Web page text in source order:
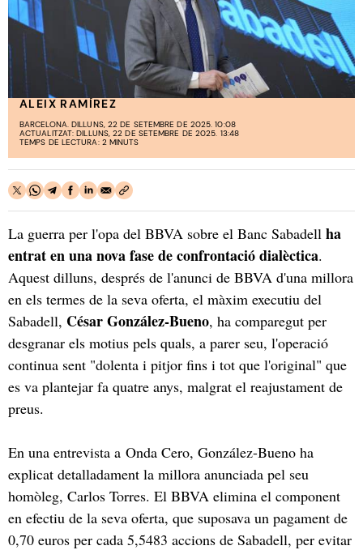
ALEIX RAMÍREZ
BARCELONA. DILLUNS, 22 DE SETEMBRE DE 2025. 10:08
ACTUALITZAT: DILLUNS, 22 DE SETEMBRE DE 2025. 13:48
TEMPS DE LECTURA: 2 MINUTS
La guerra per l'opa del BBVA sobre el Banc Sabadell ha
entrat en una nova fase de confrontació dialèctica.
Aquest dilluns, després de l'anunci de BBVA d'una millora
en els termes de la seva oferta, el màxim executiu del
Sabadell, César González-Bueno, ha comparegut per
desgranar els motius pels quals, a parer seu, l'operació
continua sent "dolenta i pitjor fins i tot que l'original" que
es va plantejar fa quatre anys, malgrat el reajustament de
preus.
En una entrevista a Onda Cero, González-Bueno ha
explicat detalladament la millora anunciada pel seu
homòleg, Carlos Torres. El BBVA elimina el component
en efectiu de la seva oferta, que suposava un pagament de
0,70 euros per cada 5,5483 accions de Sabadell, per evitar